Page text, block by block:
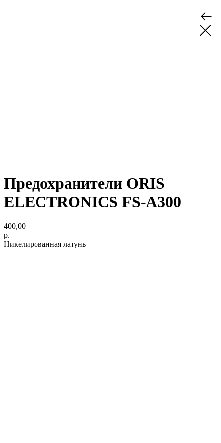
Предохранители ORIS
ELECTRONICS FS-A300
400,00
р.
Никелированная латунь